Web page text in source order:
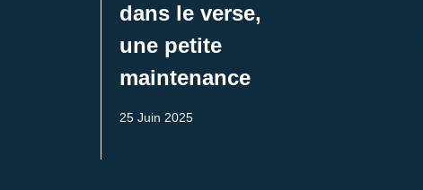
dans le verse,
une petite
maintenance
25 Juin 2025